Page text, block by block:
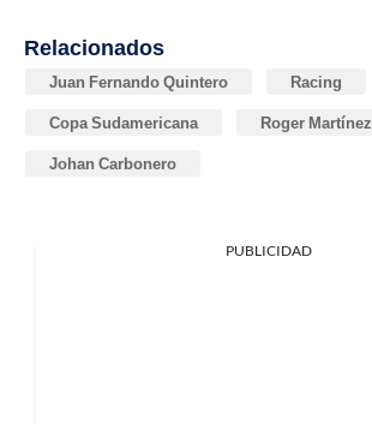
Relacionados
Juan Fernando Quintero Racing
Copa Sudamericana Roger Martínez
Johan Carbonero
PUBLICIDAD